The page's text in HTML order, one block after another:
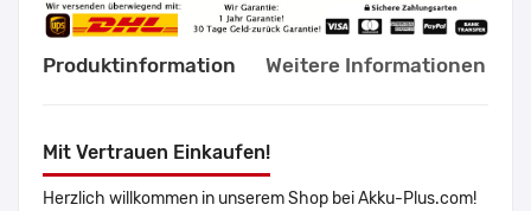
Produktinformation Weitere Informationen
Mit Vertrauen Einkaufen!
Herzlich willkommen in unserem Shop bei Akku-Plus.com!